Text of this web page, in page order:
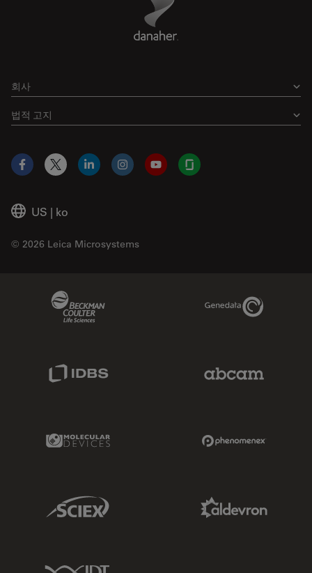
회사
법적 고지
US | ko
© 2026 Leica Microsystems
Facebook
X LinkedInInstagramYouTubeGlassdoor
Genedata Link
Molecular Devices Link
Sciex Link
IDT Link